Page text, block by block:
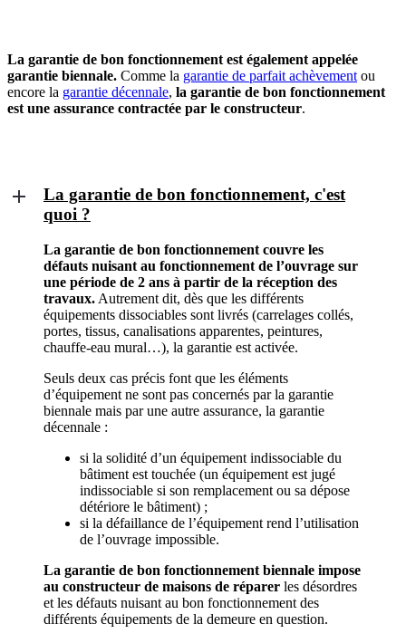
La garantie de bon fonctionnement est également appelée
garantie biennale. Comme la garantie de parfait achèvement ou
encore la garantie décennale, la garantie de bon fonctionnement
est une assurance contractée par le constructeur.
La garantie de bon fonctionnement, c'est
quoi ?
La garantie de bon fonctionnement couvre les
défauts nuisant au fonctionnement de l’ouvrage sur
une période de 2 ans à partir de la réception des
travaux. Autrement dit, dès que les différents
équipements dissociables sont livrés (carrelages collés,
portes, tissus, canalisations apparentes, peintures,
chauffe-eau mural…), la garantie est activée.
Seuls deux cas précis font que les éléments
d’équipement ne sont pas concernés par la garantie
biennale mais par une autre assurance, la garantie
décennale :
si la solidité d’un équipement indissociable du
bâtiment est touchée (un équipement est jugé
indissociable si son remplacement ou sa dépose
détériore le bâtiment) ;
si la défaillance de l’équipement rend l’utilisation
de l’ouvrage impossible.
La garantie de bon fonctionnement biennale impose
au constructeur de maisons de réparer les désordres
et les défauts nuisant au bon fonctionnement des
différents équipements de la demeure en question.